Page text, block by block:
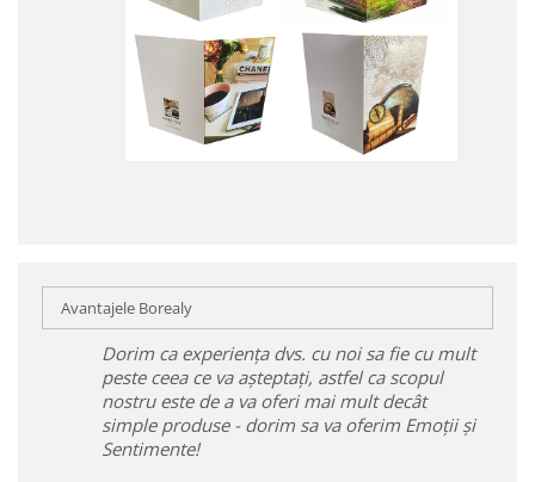
Avantajele Borealy
Dorim ca experiența dvs. cu noi sa fie cu mult
peste ceea ce va așteptați, astfel ca scopul
nostru este de a va oferi mai mult decât
simple produse - dorim sa va oferim Emoții și
Sentimente!